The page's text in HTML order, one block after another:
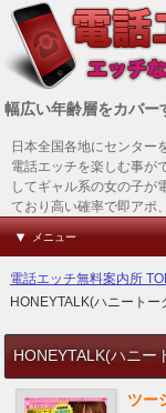
幅広い年齢層をカバー
日本全国各地にセンター
電話エッチを楽しむ事が
してギャル系の女の子が
ており高い確率で即アポ
メニュー
電話エッチ無料案内所
HONEYTALK(ハニートー
HONEYTALK(ハニー
ツー